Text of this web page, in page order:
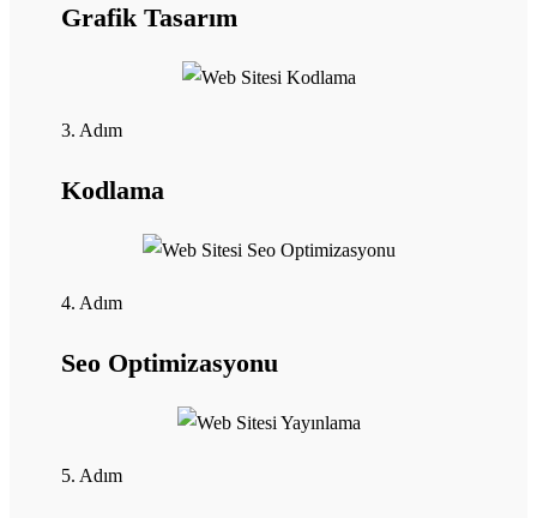
Grafik Tasarım
3. Adım
Kodlama
4. Adım
Seo Optimizasyonu
5. Adım